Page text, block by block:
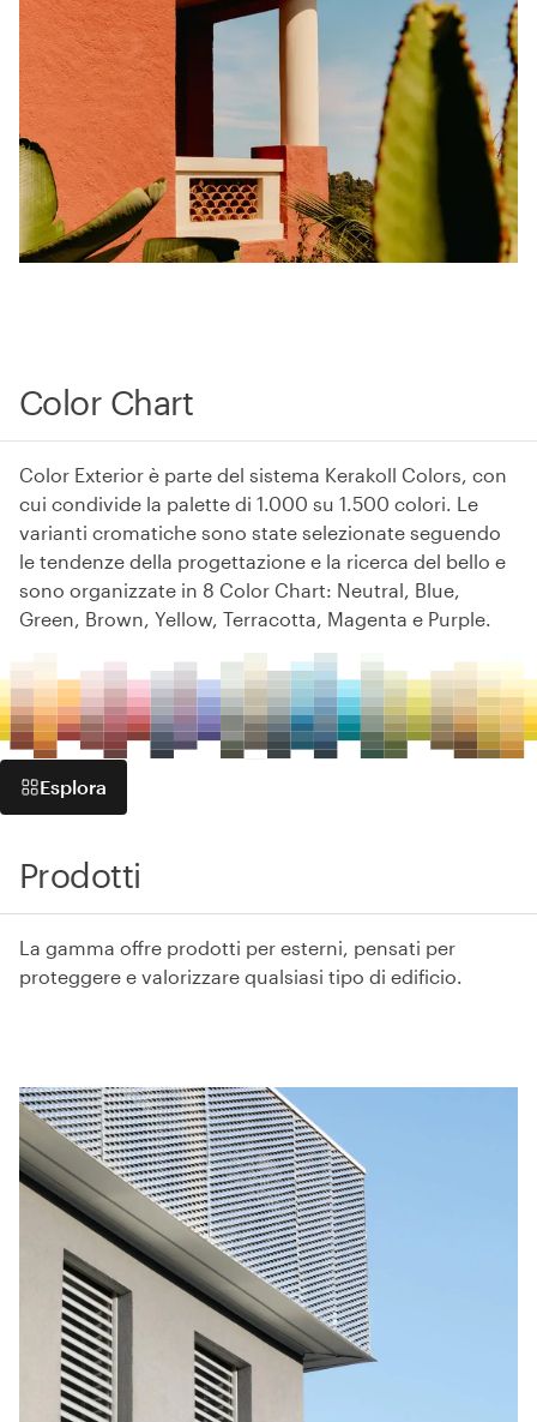
Color Chart
Color Exterior è parte del sistema Kerakoll Colors, con
cui condivide la palette di 1.000 su 1.500 colori. Le
varianti cromatiche sono state selezionate seguendo
le tendenze della progettazione e la ricerca del bello e
sono organizzate in 8 Color Chart: Neutral, Blue,
Green, Brown, Yellow, Terracotta, Magenta e Purple.
Esplora
Prodotti
La gamma offre prodotti per esterni, pensati per
proteggere e valorizzare qualsiasi tipo di edificio.